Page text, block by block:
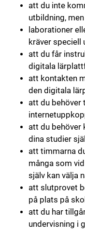
att du inte
utbildning, men
laborationer
kräver speciell
att du får
digitala
att kontakten
den digitala
att du behöver
att du behöver
dina studier
att timmarna
många som
själv kan välja
att slutprovet
på plats på
att du har
undervisning i